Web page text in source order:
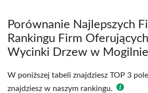
Porównanie Najlepszych
Rankingu Firm Oferujących
Wycinki Drzew w Mogilnie
W poniższej tabeli znajdziesz TOP 3
znajdziesz w naszym rankingu.